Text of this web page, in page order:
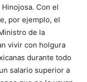
Con el
por ejemplo, el
de la
vivir con holgura
durante todo
salario superior a